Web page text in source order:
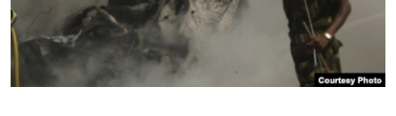
FAAQIDAADDA TODDOBAADKA
DHEXTAALKA TODDOBAADKA